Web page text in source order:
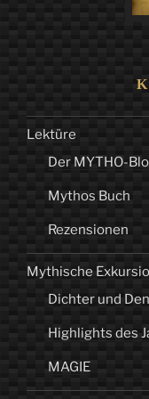
Lektüre
Der MYTHO-
Mythos Buch
Rezensionen
Mythische
Dichter und
Highlights des
MAGIE